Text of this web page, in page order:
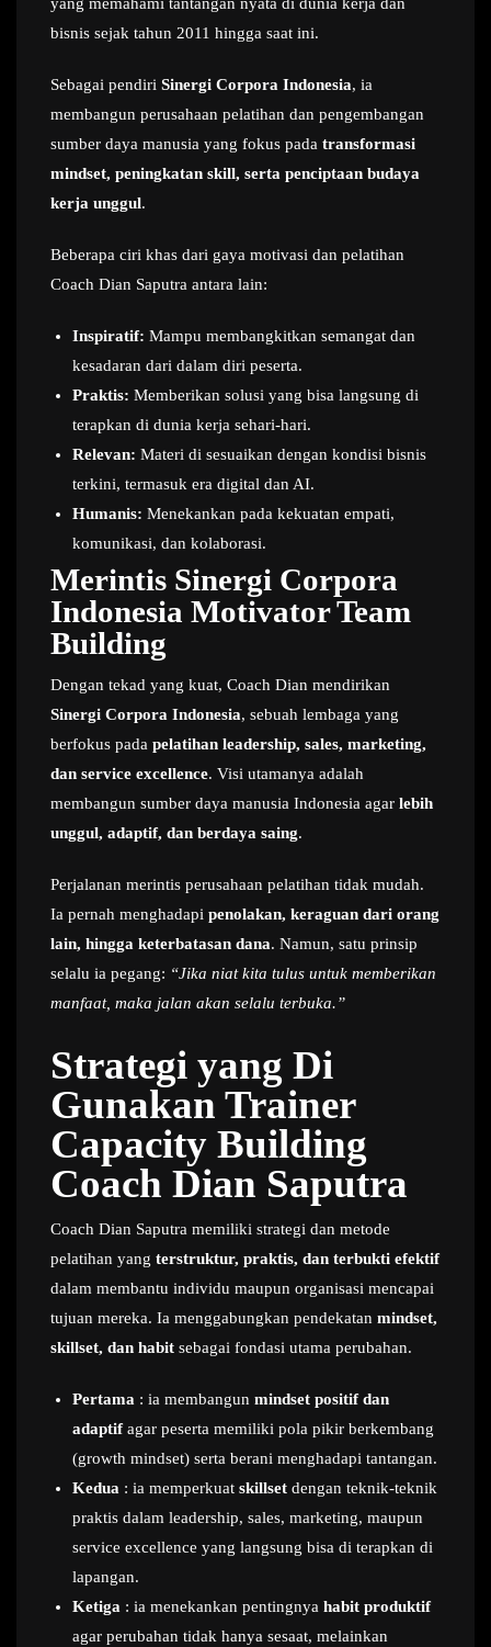
bisnis sejak tahun 2011 hingga saat ini.
Sebagai pendiri Sinergi Corpora Indonesia, ia
membangun perusahaan pelatihan dan pengembangan
sumber daya manusia yang fokus pada transformasi
mindset, peningkatan skill, serta penciptaan budaya
kerja unggul.
Beberapa ciri khas dari gaya motivasi dan pelatihan
Coach Dian Saputra antara lain:
Inspiratif: Mampu membangkitkan semangat dan
kesadaran dari dalam diri peserta.
Praktis: Memberikan solusi yang bisa langsung di
terapkan di dunia kerja sehari-hari.
Relevan: Materi di sesuaikan dengan kondisi bisnis
terkini, termasuk era digital dan AI.
Humanis: Menekankan pada kekuatan empati,
komunikasi, dan kolaborasi.
Merintis Sinergi Corpora
Indonesia Motivator Team
Building
Dengan tekad yang kuat, Coach Dian mendirikan
Sinergi Corpora Indonesia, sebuah lembaga yang
berfokus pada pelatihan leadership, sales, marketing,
dan service excellence. Visi utamanya adalah
membangun sumber daya manusia Indonesia agar lebih
unggul, adaptif, dan berdaya saing.
Perjalanan merintis perusahaan pelatihan tidak mudah.
Ia pernah menghadapi penolakan, keraguan dari orang
lain, hingga keterbatasan dana. Namun, satu prinsip
selalu ia pegang: “Jika niat kita tulus untuk memberikan
manfaat, maka jalan akan selalu terbuka.”
Strategi yang Di
Gunakan Trainer
Capacity Building
Coach Dian Saputra
Coach Dian Saputra memiliki strategi dan metode
pelatihan yang terstruktur, praktis, dan terbukti efektif
dalam membantu individu maupun organisasi mencapai
tujuan mereka. Ia menggabungkan pendekatan mindset,
skillset, dan habit sebagai fondasi utama perubahan.
Pertama : ia membangun mindset positif dan
adaptifagar peserta memiliki pola pikir berkembang
(growth mindset) serta berani menghadapi tantangan.
Kedua : ia memperkuat skillset dengan teknik-teknik
praktis dalam leadership, sales, marketing, maupun
service excellence yang langsung bisa di terapkan di
lapangan.
Ketiga : ia menekankan pentingnya habit produktif
agar perubahan tidak hanya sesaat, melainkan